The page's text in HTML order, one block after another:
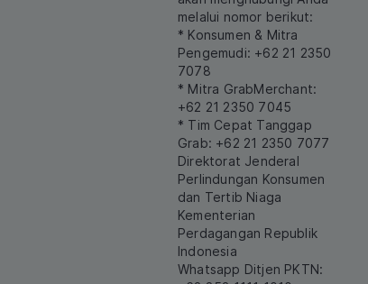
melalui nomor berikut:
* Konsumen & Mitra
Pengemudi: +62 21 2350
7078
* Mitra GrabMerchant:
+62 21 2350 7045
* Tim Cepat Tanggap
Grab: +62 21 2350 7077
Direktorat Jenderal
Perlindungan Konsumen
dan Tertib Niaga
Kementerian
Perdagangan Republik
Indonesia
Whatsapp Ditjen PKTN: